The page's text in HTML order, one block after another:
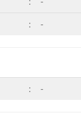
: -
: -